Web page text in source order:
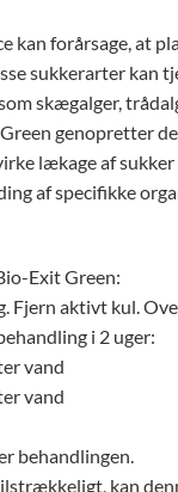
kan forårsage, at
sukkerarter kan
skægalger,
genopretter
lækage af
af specifikke
Exit Green:
Fjern aktivt kul.
i 2 uger:
vand
vand
behandlingen.
kan